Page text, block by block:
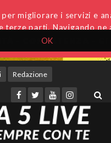
OK
migliorare i servizi e
terze parti. Navigando
Redazione